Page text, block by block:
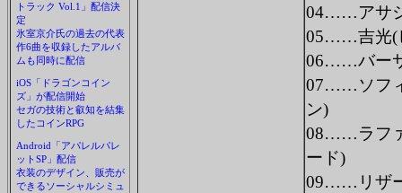
トラック Vol.1」配信決
定
氷室京介氏の過去の代表
作6曲を収録したアルバ
ムも同時に配信
iOS「ドラゴンコイン
ズ」が配信開始
セガの技術と叡知を結集
したコインRPG
Android「アパレルパレ
ットSP」配信
衣装のデザイン、販売が
できるソーシャルシミュ
04……アサ
05……吉光(
06……バー
07……ソフ
ン)
08……ラフ
ード)
09……リザ